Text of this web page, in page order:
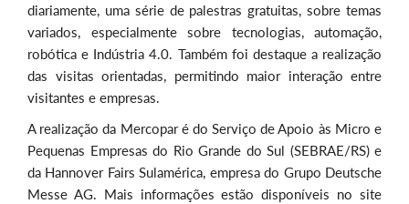
diariamente, uma série de palestras gratuitas, sobre temas
variados, especialmente sobre tecnologias, automação,
robótica e Indústria 4.0. Também foi destaque a realização
das visitas orientadas, permitindo maior interação entre
visitantes e empresas.
A realização da Mercopar é do Serviço de Apoio às Micro e
Pequenas Empresas do Rio Grande do Sul (SEBRAE/RS) e
da Hannover Fairs Sulamérica, empresa do Grupo Deutsche
Messe AG. Mais informações estão disponíveis no site